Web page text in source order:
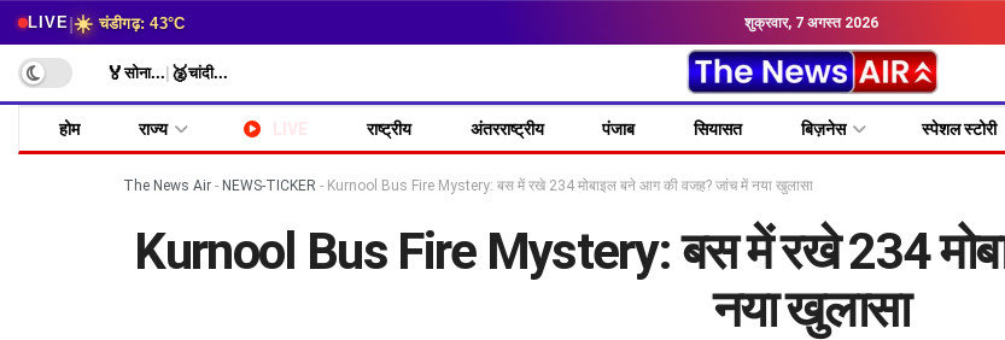
LIVE|☀️ चंडीगढ़: 43°C शुक्रवार, 7 अगस्त 2026
🏅सोना... 🥈चांदी...
होम राज्य राष्ट्रीय अंतरराष्ट्रीय पंजाब सियासत बिज़नेस स्पेशल स्टोरी
The News Air - NEWS-TICKER - Kurnool Bus Fire Mystery: बस में रखे 234 मोबाइल बने आग की वजह? जांच में नया खुलासा
Kurnool Bus Fire Mystery: बस में रखे 234
नया खुलासा